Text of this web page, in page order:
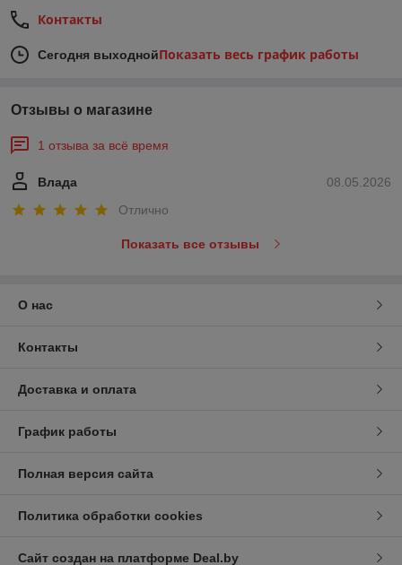
Контакты
Сегодня выходнойПоказать весь график работы
Отзывы о магазине
1 отзыва за всё время
08.05.2026
Влада
Отлично
Показать все отзывы
О нас
Контакты
Доставка и оплата
График работы
Полная версия сайта
Политика обработки cookies
Сайт создан на платформе Deal.by